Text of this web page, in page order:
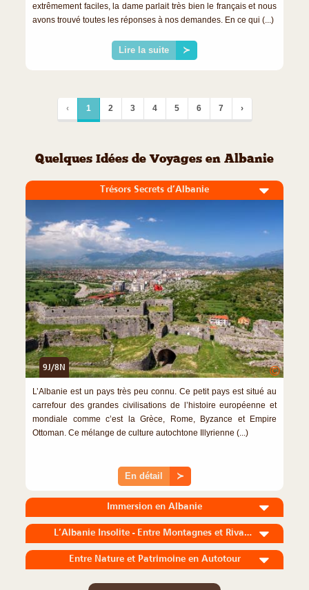
extrêmement faciles, la dame parlait très bien le français et nous
avons trouvé toutes les réponses à nos demandes. En ce qui (...)
Lire la suite ≻
‹ 1 2 3 4 5 6 7 ›
Quelques Idées de Voyages en Albanie
Trésors Secrets d’Albanie
9J/8N ©
L’Albanie est un pays très peu connu. Ce petit pays est situé au
carrefour des grandes civilisations de l’histoire européenne et
mondiale comme c’est la Grèce, Rome, Byzance et Empire
Ottoman. Ce mélange de culture autochtone Illyrienne (...)
En détail ≻
Immersion en Albanie
L’Albanie Insolite - Entre Montagnes et Rivages
Entre Nature et Patrimoine en Autotour